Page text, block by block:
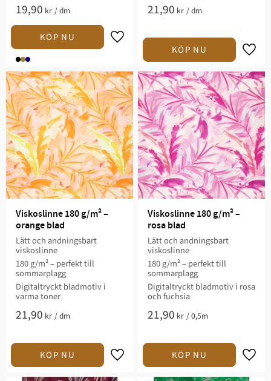
19,90 kr /dm
Lägg till i favoriter
21,90 kr /dm
Viskoslinne 180 g/m² –
orange blad
Lätt och andningsbart
viskoslinne
180 g/m² – perfekt till
sommarplagg
Digitaltryckt bladmotiv i
varma toner
21,90 kr /dm
Lägg till i favoriter
Viskoslinne 180 g/m² –
rosa blad
Lätt och andningsbart
viskoslinne
180 g/m² – perfekt till
sommarplagg
Digitaltryckt bladmotiv i rosa
och fuchsia
21,90 kr /0,5m